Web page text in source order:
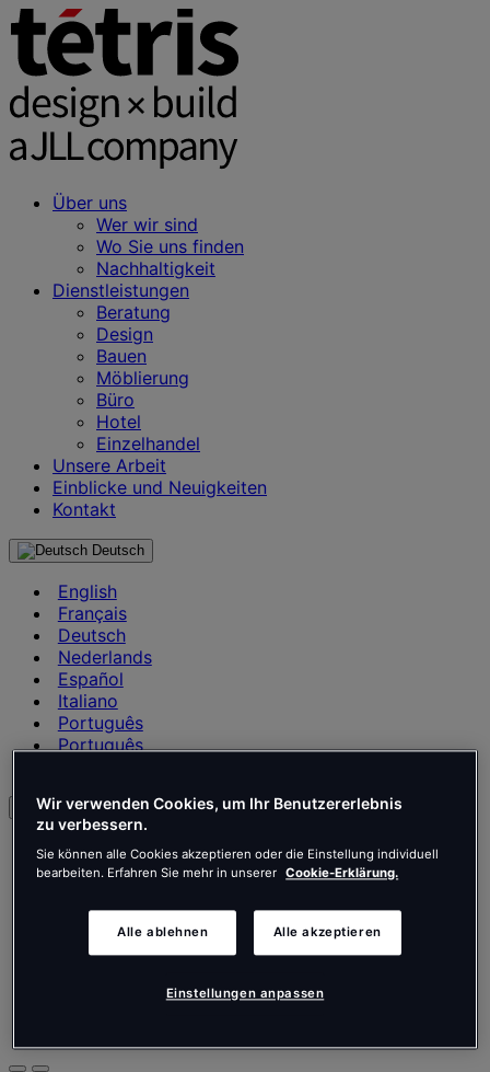
Über uns
Wer wir sind
Wo Sie uns finden
Nachhaltigkeit
Dienstleistungen
Beratung
Design
Bauen
Möblierung
Büro
Hotel
Einzelhandel
Unsere Arbeit
Einblicke und Neuigkeiten
Kontakt
Deutsch
English
Français
Deutsch
Nederlands
Español
Italiano
Português
Português
English
Français
Nederlands
Español
Italiano
Wir verwenden Cookies, um Ihr Benutzererlebnis
zu verbessern.
Sie können alle Cookies akzeptieren oder die Einstellung individuell
bearbeiten. Erfahren Sie mehr in unserer Cookie-Erklärung.
Alle ablehnen Alle akzeptieren
Einstellungen anpassen